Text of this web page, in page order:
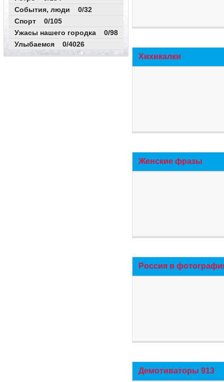
События, люди 0/32
Спорт 0/105
Ужасы нашего городка 0/98
Улыбаемся 0/4026
Хихикалки
Женские фразы
Россия в
Демотиваторы 913